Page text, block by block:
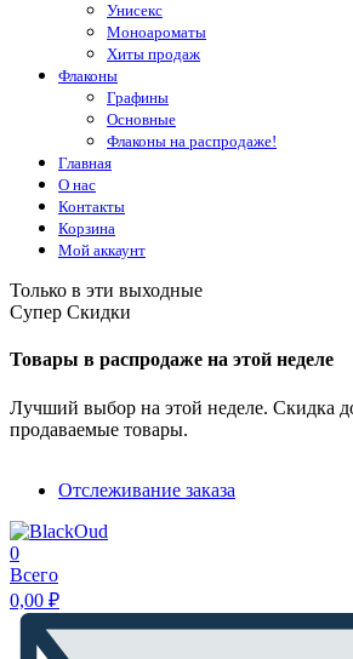
Унисекс
Моноароматы
Хиты продаж
Флаконы
Графины
Основные
Флаконы на распродаже!
Главная
О нас
Контакты
Корзина
Мой аккаунт
Только в эти выходные
Супер Скидки
Товары в распродаже на этой неделе
Лучший выбор на этой неделе. Скидка
продаваемые товары.
Отслеживание заказа
0
Всего
0,00 ₽